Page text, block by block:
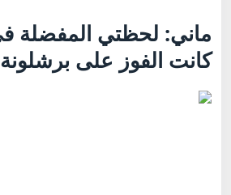
ماني: لحظتي المفضلة
كانت الفوز على برشلونة